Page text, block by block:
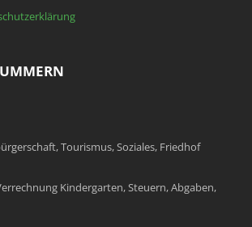
Tourismus, Soziales, Friedhof
Kindergarten, Steuern, Abgaben,